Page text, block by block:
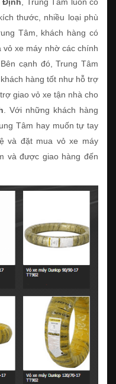
thước, nhiều loại phù
Tâm, khách hàng có
xe máy nhờ các chính
cạnh đó, Trung Tâm
hàng tốt như hỗ trợ
giao vỏ xe tận nhà cho
. Với những khách hàng
Tâm hay muốn tự tay
và đặt mua vỏ xe máy
và được giao hàng đến